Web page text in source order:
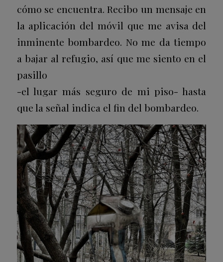
cómo se encuentra. Recibo un mensaje en
la aplicación del móvil que me avisa del
inminente bombardeo. No me da tiempo
a bajar al refugio, así que me siento en el
pasillo
-el lugar más seguro de mi piso- hasta
que la señal indica el fin del bombardeo.